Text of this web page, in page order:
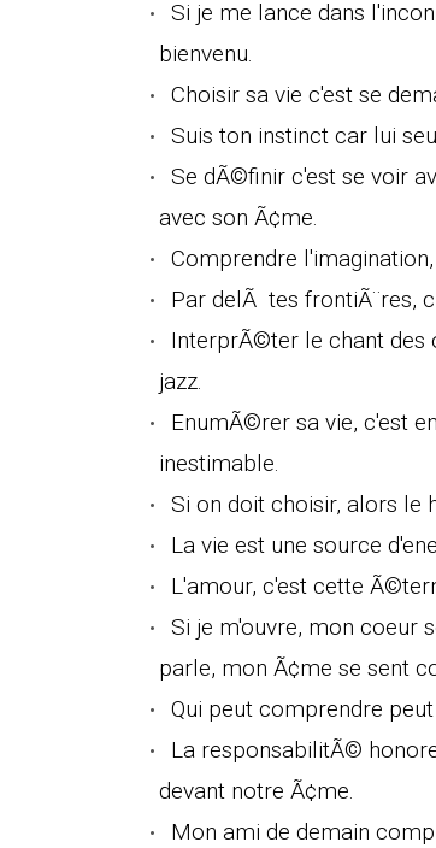
Si je me lance dans
bienvenu.
Choisir sa vie c'est se
Suis ton instinct car lui
Se dÃ©finir c'est se voir
avec son Ã¢me.
Comprendre
Par delÃ tes frontiÃ¨res,
InterprÃ©ter le chant des
jazz.
EnumÃ©rer sa vie, c'est
inestimable.
Si on doit choisir, alors le
La vie est une source
L'amour, c'est cette
Si je m'ouvre, mon coeur
parle, mon Ã¢me se sent
Qui peut comprendre
La responsabilitÃ©
devant notre Ã¢me.
Mon ami de demain